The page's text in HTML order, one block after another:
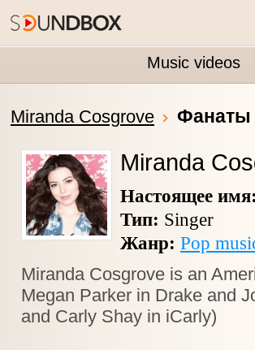
Music videos
Miranda Cosgrove Фанаты
Miranda
Настоящее имя:
Тип: Singer
Жанр: Pop
Miranda Cosgrove is an
Megan Parker in Drake and
and Carly Shay in iCarly)